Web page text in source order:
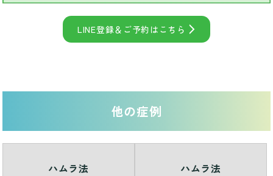
LINE登録＆ご予約はこちら
他の症例
ハムラ法 ハムラ法